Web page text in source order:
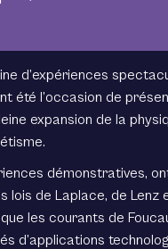
d’expériences
été l’occasion de
expansion de la
démonstratives,
lois de Laplace, de Lenz
les courants de
d’applications